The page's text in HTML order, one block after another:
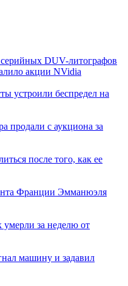
DUV-литографов
акции NVidia
устроили беспредел на
продали с аукциона за
после того, как ее
Франции Эмманюэля
за неделю от
машину и задавил